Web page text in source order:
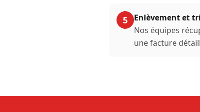
5
Enlèvement et tri
Nos équipes
une facture